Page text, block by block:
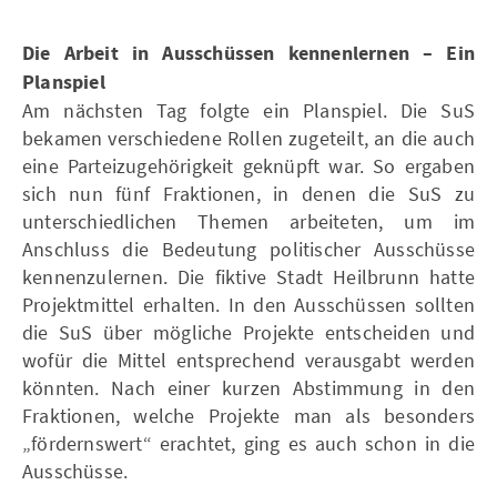
Die Arbeit in Ausschüssen kennenlernen – Ein
Planspiel
Am nächsten Tag folgte ein Planspiel. Die SuS
bekamen verschiedene Rollen zugeteilt, an die auch
eine Parteizugehörigkeit geknüpft war. So ergaben
sich nun fünf Fraktionen, in denen die SuS zu
unterschiedlichen Themen arbeiteten, um im
Anschluss die Bedeutung politischer Ausschüsse
kennenzulernen. Die fiktive Stadt Heilbrunn hatte
Projektmittel erhalten. In den Ausschüssen sollten
die SuS über mögliche Projekte entscheiden und
wofür die Mittel entsprechend verausgabt werden
könnten. Nach einer kurzen Abstimmung in den
Fraktionen, welche Projekte man als besonders
„fördernswert“ erachtet, ging es auch schon in die
Ausschüsse.